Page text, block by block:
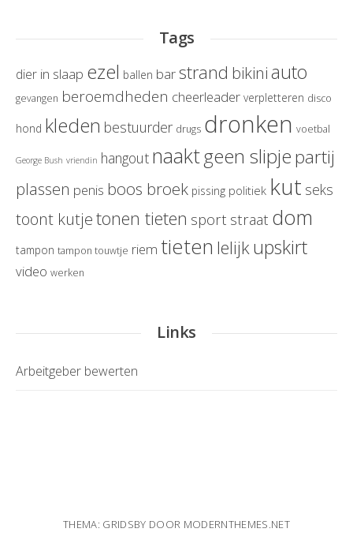
Tags
dier in slaap ezel ballen bar strand bikiniauto
gevangen beroemdheden cheerleader verpletteren disco
hond kleden bestuurder drugs dronken voetbal
George Bush vriendin hangout naaktgeen slipjepartij
plassen penis boos broek pissing politiek kut seks
toont kutjetonen tieten sport straat dom
tampon tampon touwtje riem tieten lelijk upskirt
video werken
Links
Arbeitgeber bewerten
THEMA: GRIDSBY DOOR MODERNTHEMES.NET